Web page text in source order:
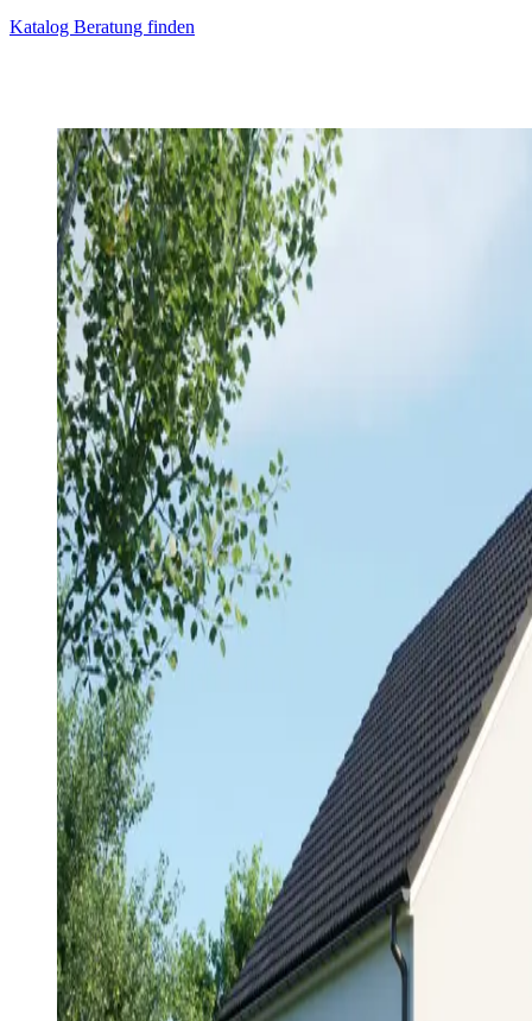
Katalog Beratung finden